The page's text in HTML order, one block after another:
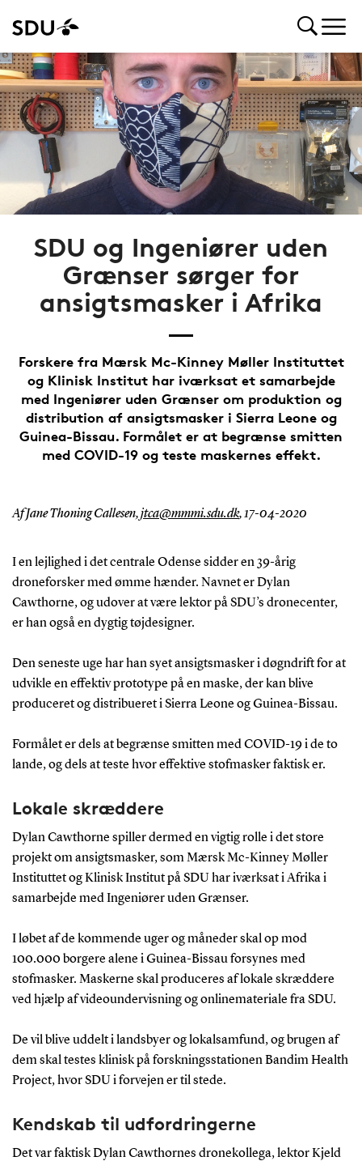
SDU og Ingeniører uden
Grænser sørger for
ansigtsmasker i Afrika
Forskere fra Mærsk Mc-Kinney Møller Instituttet
og Klinisk Institut har iværksat et samarbejde
med Ingeniører uden Grænser om produktion og
distribution af ansigtsmasker i Sierra Leone og
Guinea-Bissau. Formålet er at begrænse smitten
med COVID-19 og teste maskernes effekt.
Af Jane Thoning Callesen,jtca@mmmi.sdu.dk,17-04-2020
I en lejlighed i det centrale Odense sidder en 39-årig
droneforsker med ømme hænder. Navnet er Dylan
Cawthorne, og udover at være lektor på SDU’s dronecenter,
er han også en dygtig tøjdesigner.
Den seneste uge har han syet ansigtsmasker i døgndrift for at
udvikle en effektiv prototype på en maske, der kan blive
produceret og distribueret i Sierra Leone og Guinea-Bissau.
Formålet er dels at begrænse smitten med COVID-19 i de to
lande, og dels at teste hvor effektive stofmasker faktisk er.
Lokale skræddere
Dylan Cawthorne spiller dermed en vigtig rolle i det store
projekt om ansigtsmasker, som Mærsk Mc-Kinney Møller
Instituttet og Klinisk Institut på SDU har iværksat i Afrika i
samarbejde med Ingeniører uden Grænser.
I løbet af de kommende uger og måneder skal op mod
100.000 borgere alene i Guinea-Bissau forsynes med
stofmasker. Maskerne skal produceres af lokale skræddere
ved hjælp af videoundervisning og onlinemateriale fra SDU.
De vil blive uddelt i landsbyer og lokalsamfund, og brugen af
dem skal testes klinisk på forskningsstationen Bandim Health
Project, hvor SDU i forvejen er til stede.
Kendskab til udfordringerne
Det var faktisk Dylan Cawthornes dronekollega, lektor Kjeld